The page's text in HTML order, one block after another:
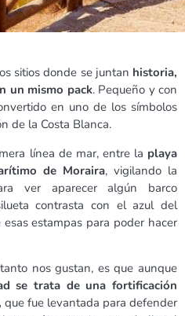
sitios donde se juntan historia,
un mismo pack. Pequeño y con
en uno de los símbolos
de la Costa Blanca.
línea de mar, entre la playa
de Moraira, vigilando la
ver aparecer algún barco
contrasta con el azul del
estampas para poder hacer
nos gustan, es que aunque
se trata de una fortificación
que fue levantada para defender